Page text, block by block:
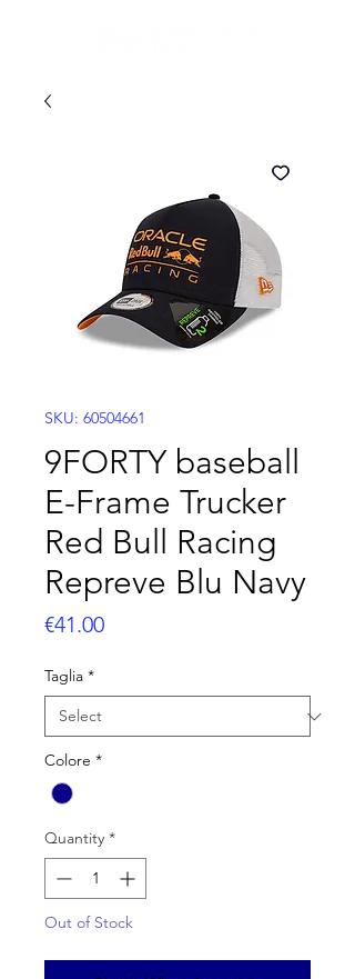
SKU: 60504661
9FORTY baseball
E-Frame Trucker
Red Bull Racing
Repreve Blu Navy
€41.00Price
Taglia *
Colore *
Quantity *
Out of Stock